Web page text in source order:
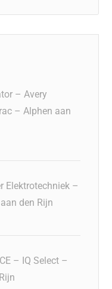
– Avery
– Alphen aan
Elektrotechniek –
den Rijn
– IQ Select –